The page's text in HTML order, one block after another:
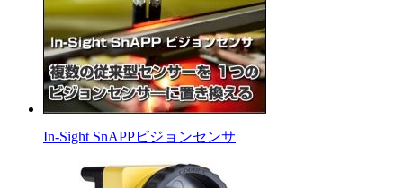
In-Sight SnAPPビジョンセンサ